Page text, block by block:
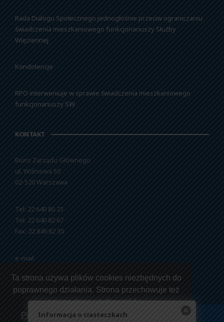
Ta strona używa plików cookies niezbędnych do
poprawnego działania. Strona przechowuje też
pewne dane użytkowników.
Przeczytaj jak korzystamy z twoich danych
Rada Dialogu Społecznego jednogłośnie przeciw ograniczaniu
świadczenia mieszkaniowego funkcjonariuszy Służby
Więziennej
Kondolencje
RPO interweniuje w sprawie świadczenia mieszkaniowego
funkcjonariuszy SW
KONTAKT
Biuro Zarządu Głównego
ul. Wiśniowa 50
02-520 Warszawa
Tel: 22 640 80 23
Tel: 22 640 82 67
Fax: 22 849 82 30
e-mail:
Informacja o ciasteczkach